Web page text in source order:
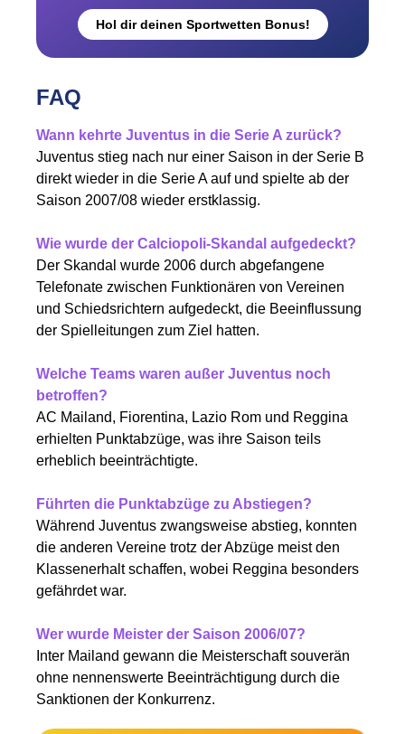
Hol dir deinen Sportwetten Bonus!
FAQ
Wann kehrte Juventus in die Serie A zurück?
Juventus stieg nach nur einer Saison in der Serie B
direkt wieder in die Serie A auf und spielte ab der
Saison 2007/08 wieder erstklassig.
Wie wurde der Calciopoli-Skandal aufgedeckt?
Der Skandal wurde 2006 durch abgefangene
Telefonate zwischen Funktionären von Vereinen
und Schiedsrichtern aufgedeckt, die Beeinflussung
der Spielleitungen zum Ziel hatten.
Welche Teams waren außer Juventus noch
betroffen?
AC Mailand, Fiorentina, Lazio Rom und Reggina
erhielten Punktabzüge, was ihre Saison teils
erheblich beeinträchtigte.
Führten die Punktabzüge zu Abstiegen?
Während Juventus zwangsweise abstieg, konnten
die anderen Vereine trotz der Abzüge meist den
Klassenerhalt schaffen, wobei Reggina besonders
gefährdet war.
Wer wurde Meister der Saison 2006/07?
Inter Mailand gewann die Meisterschaft souverän
ohne nennenswerte Beeinträchtigung durch die
Sanktionen der Konkurrenz.